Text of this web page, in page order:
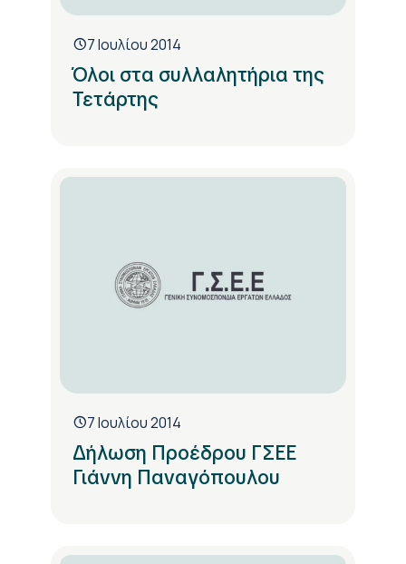
7 Ιουλίου 2014
Όλοι στα συλλαλητήρια της
Τετάρτης
7 Ιουλίου 2014
Δήλωση Προέδρου ΓΣΕΕ
Γιάννη Παναγόπουλου